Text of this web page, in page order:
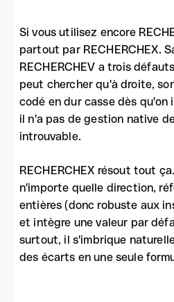
Si vous utilisez encore
partout par RECHERCHEX.
RECHERCHEV a trois
peut chercher qu'à droite,
codé en dur casse dès qu'on
il n'a pas de gestion native
introuvable.
RECHERCHEX résout tout
n'importe quelle direction,
entières (donc robuste aux
et intègre une valeur par
surtout, il s'imbrique
des écarts en une seule